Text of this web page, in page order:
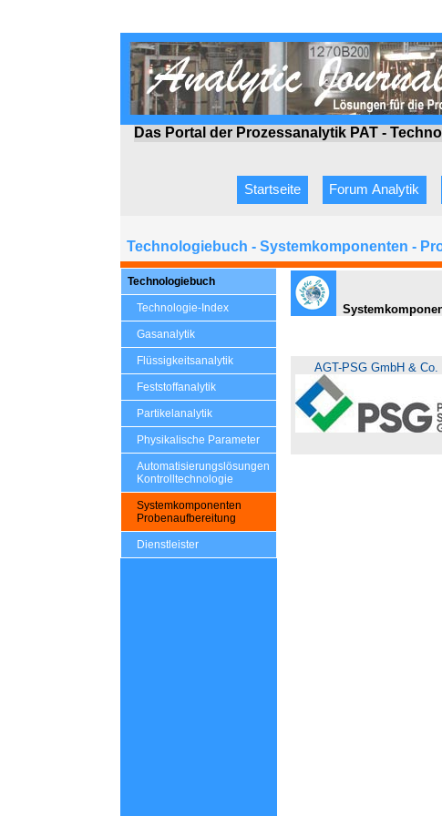
Das Portal der Prozessanalytik PAT -
Startseite Forum Analytik
Technologiebuch - Systemkomponenten -
Technologiebuch
Technologie-Index
Gasanalytik
Flüssigkeitsanalytik
Feststoffanalytik
Partikelanalytik
Physikalische Parameter
Automatisierungslösungen
Kontrolltechnologie
Systemkomponenten
Probenaufbereitung
Dienstleister
AGT-PSG GmbH & Co.